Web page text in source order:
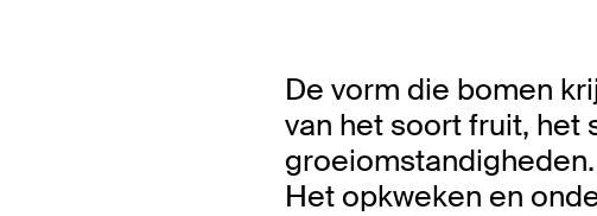
De vorm die bomen
van het soort fruit, het
groeiomstandigheden.
Het opkweken en